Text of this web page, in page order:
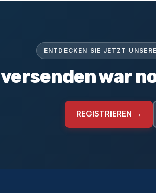
ENTDECKEN SIE JETZT
versenden war
REGISTRIEREN →